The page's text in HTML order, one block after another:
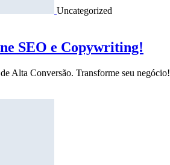
Uncategorized
SEO e Copywriting!
Alta Conversão. Transforme seu negócio!